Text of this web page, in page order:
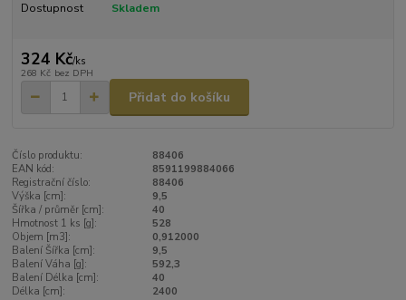
Dostupnost Skladem
324 Kč/ks
268 Kč bez DPH
Přidat do košíku
Číslo produktu:
88406
EAN kód:
8591199884066
Registrační číslo:
88406
Výška [cm]:
9,5
Šířka / průměr [cm]:
40
Hmotnost 1 ks [g]:
528
Objem [m3]:
0,912000
Balení Šířka [cm]:
9,5
Balení Váha [g]:
592,3
Balení Délka [cm]:
40
Délka [cm]:
2400